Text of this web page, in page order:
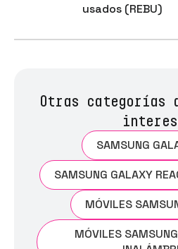
usados (REBU)
Otras categorías
SAMSUNG
SAMSUNG GALAXY
MÓVILES
MÓVILES